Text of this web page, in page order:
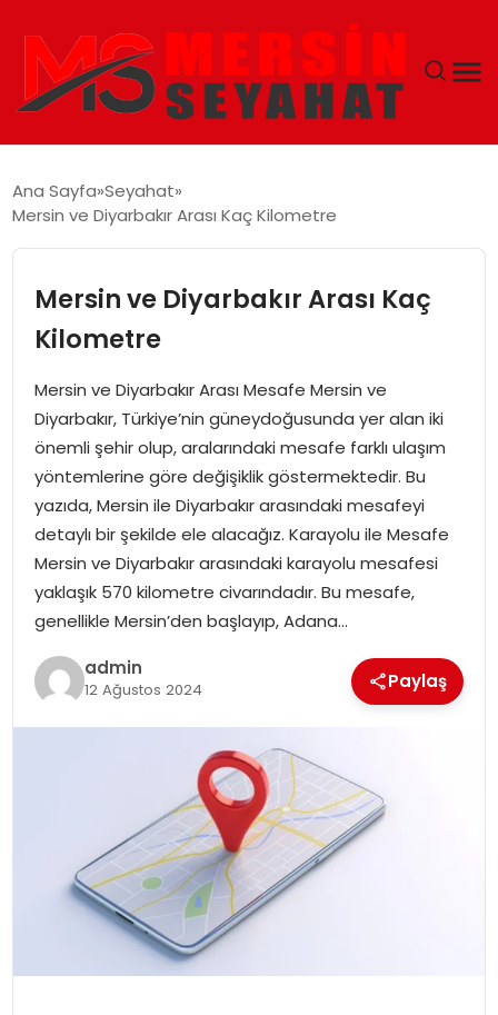
EĞITIM
TEKNOLOJI
GÜNCEL
Ana Sayfa Seyahat
Mersin ve Diyarbakır Arası Kaç Kilometre
Mersin ve Diyarbakır Arası Kaç
Kilometre
Mersin ve Diyarbakır Arası Mesafe Mersin ve
Diyarbakır, Türkiye’nin güneydoğusunda yer alan iki
önemli şehir olup, aralarındaki mesafe farklı ulaşım
yöntemlerine göre değişiklik göstermektedir. Bu
yazıda, Mersin ile Diyarbakır arasındaki mesafeyi
detaylı bir şekilde ele alacağız. Karayolu ile Mesafe
Mersin ve Diyarbakır arasındaki karayolu mesafesi
yaklaşık 570 kilometre civarındadır. Bu mesafe,
genellikle Mersin’den başlayıp, Adana…
admin
12 Ağustos 2024 Paylaş